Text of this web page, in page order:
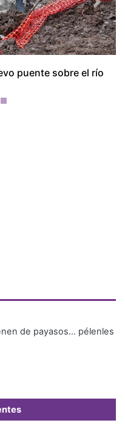
infartos y
en Panamá
Next
de payasos… pélenles